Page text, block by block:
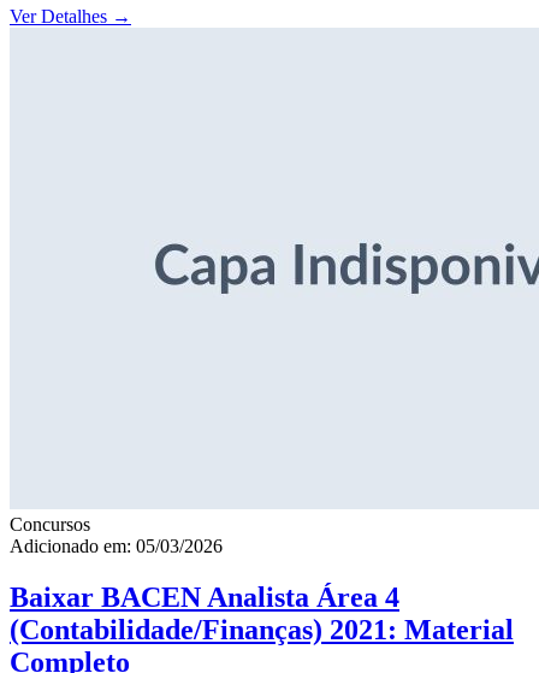
Ver Detalhes →
Concursos
Adicionado em: 05/03/2026
Baixar BACEN Analista Área 4
(Contabilidade/Finanças) 2021: Material
Completo